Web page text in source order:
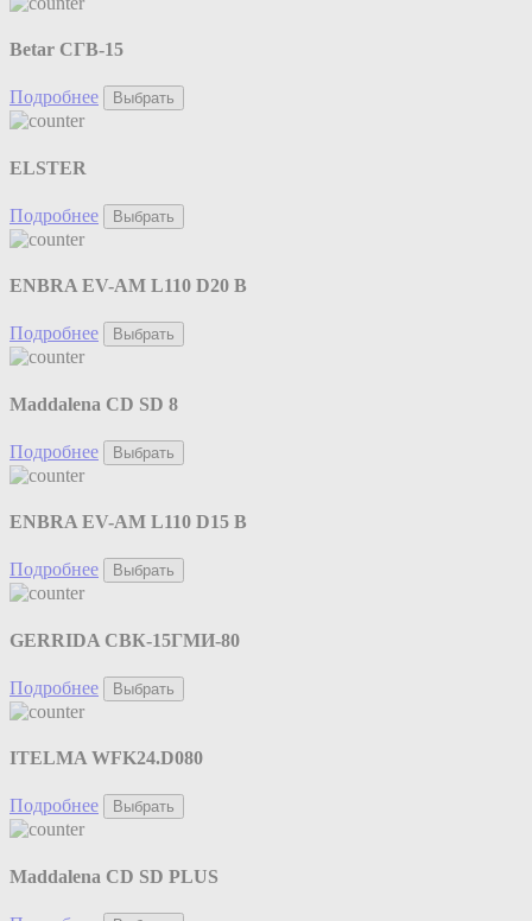
Betar СГВ-15
Подробнее Выбрать
ELSTER
Подробнее Выбрать
ENBRA EV-AM L110 D20 B
Подробнее Выбрать
Maddalena CD SD 8
Подробнее Выбрать
ENBRA EV-AM L110 D15 B
Подробнее Выбрать
GERRIDA СВК-15ГМИ-80
Подробнее Выбрать
ITELMA WFK24.D080
Подробнее Выбрать
Maddalena CD SD PLUS